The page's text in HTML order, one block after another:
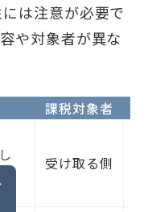
は注意が必要で
や対象者が異な
課税対象者
受け取る側